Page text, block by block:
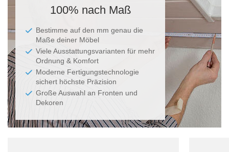
100% nach Maß
Bestimme auf den mm genau die
Maße deiner Möbel
Viele Ausstattungsvarianten für mehr
Ordnung & Komfort
Moderne Fertigungstechnologie
sichert höchste Präzision
Große Auswahl an Fronten und
Dekoren